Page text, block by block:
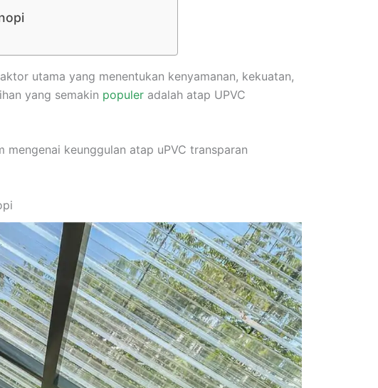
utama yang menentukan kenyamanan, kekuatan,
yang semakin populer adalah atap UPVC
keunggulan atap uPVC transparan